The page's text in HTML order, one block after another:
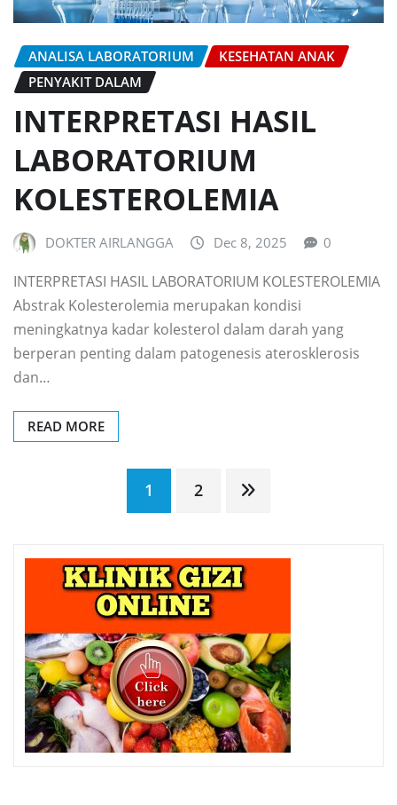
ANALISA LABORATORIUM
KESEHATAN ANAK
PENYAKIT DALAM
INTERPRETASI HASIL
LABORATORIUM
KOLESTEROLEMIA
DOKTER AIRLANGGA Dec 8, 2025 0
INTERPRETASI HASIL LABORATORIUM KOLESTEROLEMIA
Abstrak Kolesterolemia merupakan kondisi
meningkatnya kadar kolesterol dalam darah yang
berperan penting dalam patogenesis aterosklerosis
dan…
READ MORE
pagination
1 2